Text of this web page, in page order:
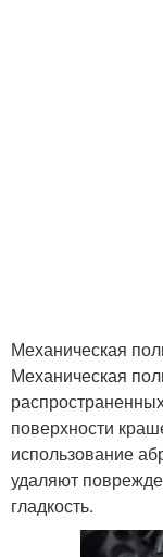
Механическая
Механическая
поверхности
использование
удаляют
гладкость.